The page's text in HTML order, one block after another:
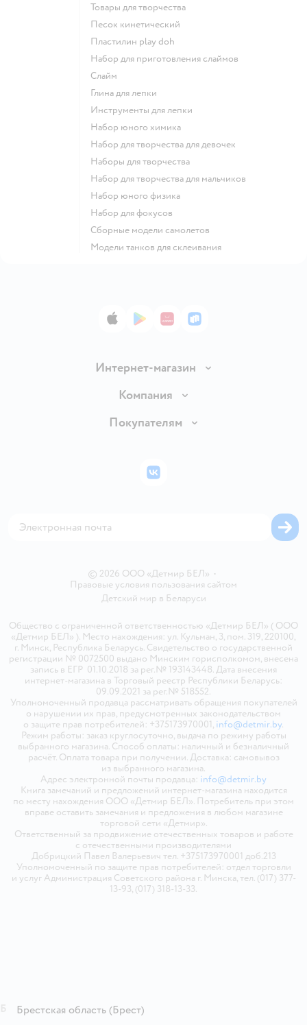
Товары для творчества
Песок кинетический
Пластилин play doh
Набор для приготовления слаймов
Слайм
Глина для лепки
Инструменты для лепки
Набор юного химика
Набор для творчества для девочек
Наборы для творчества
Набор для творчества для мальчиков
Набор юного физика
Набор для фокусов
Сборные модели самолетов
Модели танков для склеивания
App StoreGoogle Play
AppGallery
RuStore
Интернет-магазин
Доставка и оплата
Правила продажи
Политика использования файлов cookie
Компания
Вакансии
Покупателям
Бонусные карты
© 2026 ООО «Детмир БЕЛ» •
Правовые условия пользования сайтом
Детский мир в Беларуси
Общество с ограниченной ответственностью «Детмир БЕЛ» ( ООО
«Детмир БЕЛ» ). Место нахождения: ул. Кульман, 3, пом. 319, 220100,
г. Минск, Республика Беларусь. Свидетельство о государственной
регистрации № 0072500 выдано Минским горисполкомом, внесена
запись в ЕГР 01.10.2018 за рег.№ 193143448. Дата внесения
интернет-магазина в Торговый реестр Республики Беларусь:
09.09.2021 за рег.№ 518552.
Уполномоченный продавца рассматривать обращения покупателей
о нарушении их прав, предусмотренных законодательством
о защите прав потребителей: +375173970001, info@detmir.by.
Режим работы: заказ круглосуточно, выдача по режиму работы
выбранного магазина. Способ оплаты: наличный и безналичный
расчёт. Оплата товара при получении. Доставка: самовывоз
из выбранного магазина.
Адрес электронной почты продавца: info@detmir.by
Книга замечаний и предложений интернет-магазина находится
по месту нахождения ООО «Детмир БЕЛ». Потребитель при этом
вправе оставить замечания и предложения в любом магазине
торговой сети «Детмир».
Ответственный за продвижение отечественных товаров и работе
с отечественными производителями
Добрицкий Павел Валерьевич тел. +375173970001 доб.213
Уполномоченный по защите прав потребителей: отдел торговли
и услуг Администрация Советского района г. Минска, тел. (017) 377-
13-93, (017) 318-13-33.
ВКонтакте
Брестская область (Брест)